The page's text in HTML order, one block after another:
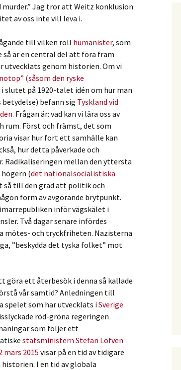
Jag tror att Weitz konklusion
av oss inte vill leva i.
till vilken roll humanister, som
är en central del att föra fram
utvecklats genom historien. Om vi
(såsom den ryske
slutet på 1920-talet idén om hur man
befann sig Tyskland vid
. Frågan är: vad kan vi lära oss av
rum. Först och främst, det som
visar hur fort ett samhälle kan
hur detta påverkade och
Radikaliseringen mellan den yttersta
högern (det nationalsocialistiska
så till den grad att politik och
form av avgörande brytpunkt.
inför vägskälet i
Två dagar senare infördes
mötes- och tryckfriheten. Nazisterna
”beskydda det tyska folket” mot
göra ett återbesök i denna så kallade
vår samtid? Anledningen till
spelet som har utvecklats iSverige
röd-gröna regeringen
som följer ett
statsministern Stefan Löfven
mars 2015visar på en tid av tidigare
I en tid av globala